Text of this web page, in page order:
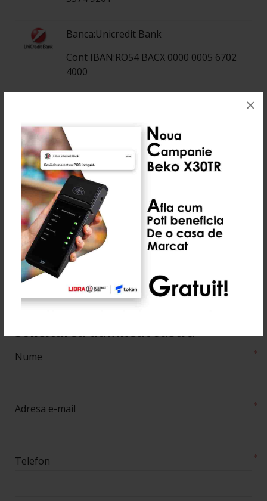
×
Banca:Unicredit Bank
Cont IBAN:RO54 BACX 0000 0005 6702
4000
Cont IBAN:RO42 INGB 0000 9999 0558
7161
Banca:CEC BANK
Cont IBAN:RO95 CECE B200 30RO N392
7867
Banca:Trezorerie
Cont IBAN:RO11 TREZ 7065 069X XX00
7452
Solicitarea dumneavoastră
Nume *
Adresa e-mail *
Telefon *